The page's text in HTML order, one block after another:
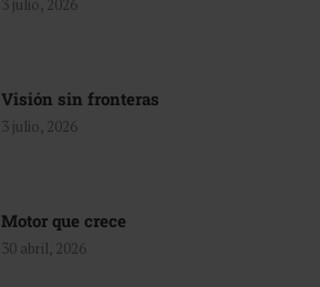
3 julio, 2026
Visión sin fronteras
3 julio, 2026
Motor que crece
30 abril, 2026